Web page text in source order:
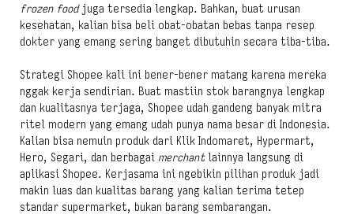
frozen foodjuga tersedia lengkap. Bahkan, buat urusan
kesehatan, kalian bisa beli obat-obatan bebas tanpa resep
dokter yang emang sering banget dibutuhin secara tiba-tiba.
Strategi Shopee kali ini bener-bener matang karena mereka
nggak kerja sendirian. Buat mastiin stok barangnya lengkap
dan kualitasnya terjaga, Shopee udah gandeng banyak mitra
ritel modern yang emang udah punya nama besar di Indonesia.
Kalian bisa nemuin produk dari Klik Indomaret, Hypermart,
Hero, Segari, dan berbagai merchantlainnya langsung di
aplikasi Shopee. Kerjasama ini ngebikin pilihan produk jadi
makin luas dan kualitas barang yang kalian terima tetep
standar supermarket, bukan barang sembarangan.